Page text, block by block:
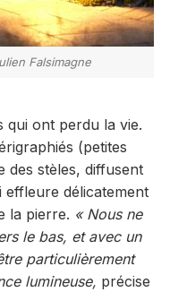
Falsimagne
qui ont perdu la vie.
(petites
des stèles, diffusent
effleure délicatement
la pierre. « Nous ne
le bas, et avec un
particulièrement
lumineuse, précise